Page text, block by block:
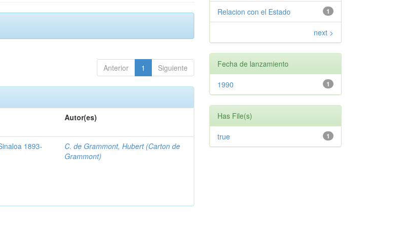
Anterior 1 Siguiente
Autor(es)
1893-
C. de Grammont, Hubert (Carton de
Grammont)
1
Relacion con el Estado
next >
Fecha de lanzamiento
1
1990
Has File(s)
1
true